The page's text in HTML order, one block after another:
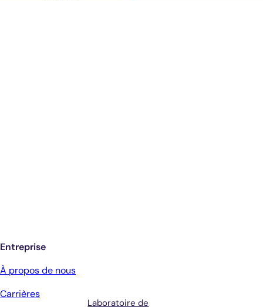
Entreprise
À propos de nous
Carrières
Laboratoire de